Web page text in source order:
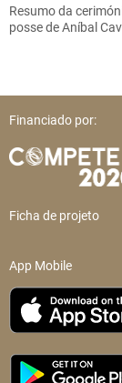
Resumo da
posse de Aníbal
Financiado por:
Ficha de projeto
App Mobile